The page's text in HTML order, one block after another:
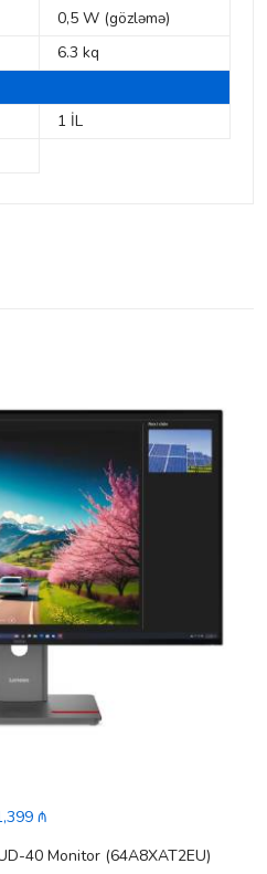
0,5 W (gözləmə)
6.3 kq
1 İL
₼
40 Monitor (64A8XAT2EU)